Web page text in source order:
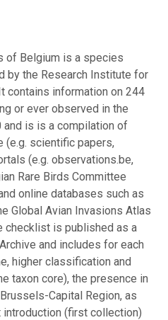
of Belgium is a species
by the Research Institute for
contains information on 244
or ever observed in the
is is a compilation of
(e.g. scientific papers,
(e.g. observations.be,
Rare Birds Committee
online databases such as
Global Avian Invasions Atlas
checklist is published as a
and includes for each
higher classification and
taxon core), the presence in
Capital Region, as
(first collection)